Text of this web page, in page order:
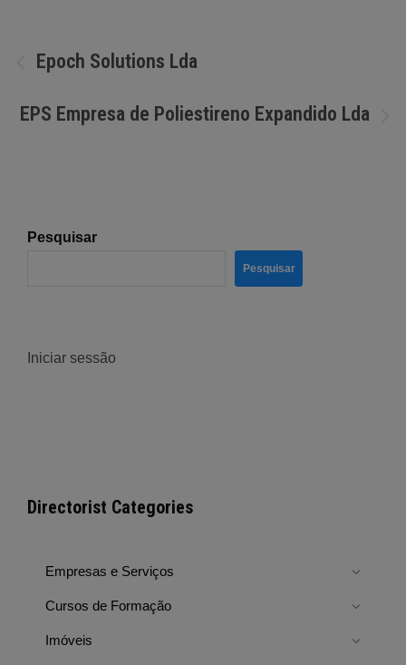
Navegação
de
Epoch Solutions Lda
EPS Empresa de Poliestireno Expandido Lda
Pesquisar
Pesquisar
Iniciar sessão
Directorist Categories
Empresas e Serviços
Cursos de Formação
Imóveis